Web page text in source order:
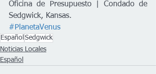
Oficina de Presupuesto | Condado de
Sedgwick, Kansas.
#PlanetaVenus
Español Sedgwick
Noticias Locales
Español